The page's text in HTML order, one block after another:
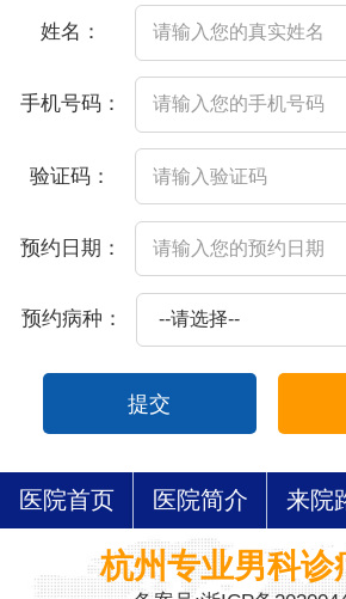
姓名：
手机号码：
验证码：
预约日期：
预约病种：
提交
医院首页 医院简介 来院
杭州专业男科诊